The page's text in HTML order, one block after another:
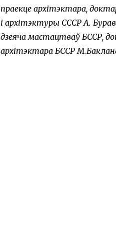
праекце архітэктара,
і архітэктуры СССР А.
дзеяча мастацтваў БССР,
архітэктара БССР